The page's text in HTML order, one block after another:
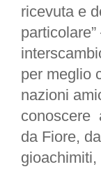
ricevuta e
per meglio
nazioni
conoscere
da Fiore,
gioachimiti,